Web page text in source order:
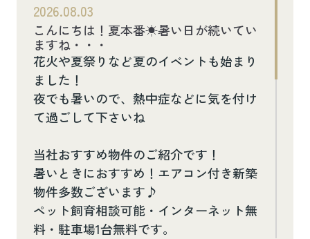
2026.08.03
こんにちは！夏本番☀暑い日が続いてい
ますね・・・
花火や夏祭りなど夏のイベントも始まり
ました！
夜でも暑いので、熱中症などに気を付け
て過ごして下さいね
当社おすすめ物件のご紹介です！
暑いときにおすすめ！エアコン付き新築
物件多数ございます♪
ペット飼育相談可能・インターネット無
料・駐車場1台無料です。